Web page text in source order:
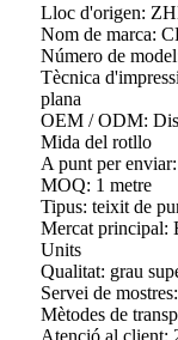
Lloc d'origen:
Nom de marca:
Número de
Tècnica
plana
OEM / ODM:
Mida del rotllo
A punt per
MOQ: 1 metre
Tipus: teixit de
Mercat principal:
Units
Qualitat: grau
Servei de
Mètodes de
Atenció al client: